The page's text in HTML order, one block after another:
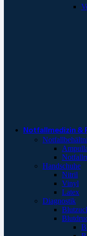
Notfallmedizin &
Handschuhe
Nitril
Vinyl
Latex
Diagnostik